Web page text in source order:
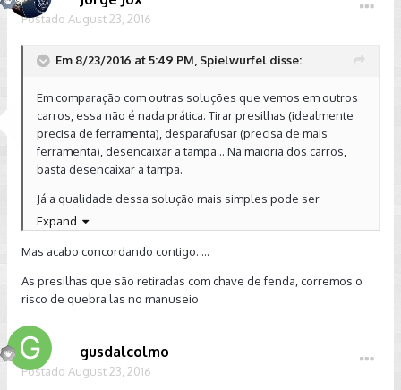
Postado August 23, 2016
Em 8/23/2016 at 5:49 PM, Spielwurfel disse:
Em comparação com outras soluções que vemos em outros
carros, essa não é nada prática. Tirar presilhas (idealmente
precisa de ferramenta), desparafusar (precisa de mais
ferramenta), desencaixar a tampa... Na maioria dos carros,
basta desencaixar a tampa.
Já a qualidade dessa solução mais simples pode ser
questionável, mas nunca vi nenhum problema com elas...
Expand
Mas acabo concordando contigo. ...
As presilhas que são retiradas com chave de fenda, corremos o
risco de quebra las no manuseio
gusdalcolmo
Postado August 23, 2016